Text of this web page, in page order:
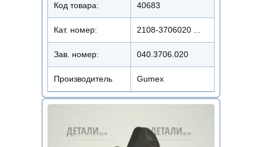
Код товара: 40683
Кат. номер: 2108-3706020 ...
Зав. номер: 040.3706.020
Производитель Gumex